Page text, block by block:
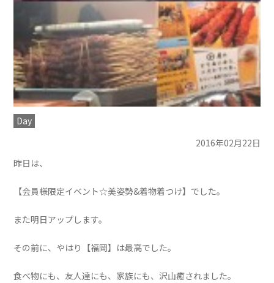
Day
2016年02月22日
昨日は、
【会員様限定イベント☆美姿勢&着物着つけ】でした。
また明日アップします。
その前に、やはり【福岡】 は最高でした。
食べ物にも、友人達にも、家族にも、沢山癒されました。